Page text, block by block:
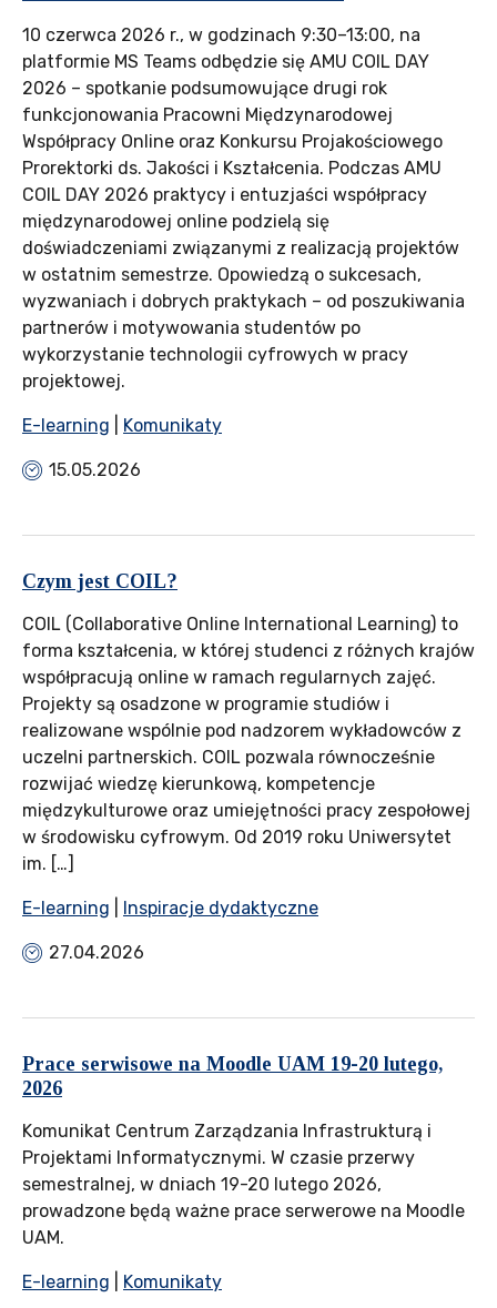
10 czerwca 2026 r., w godzinach 9:30–13:00, na
platformie MS Teams odbędzie się AMU COIL DAY
2026 – spotkanie podsumowujące drugi rok
funkcjonowania Pracowni Międzynarodowej
Współpracy Online oraz Konkursu Projakościowego
Prorektorki ds. Jakości i Kształcenia. Podczas AMU
COIL DAY 2026 praktycy i entuzjaści współpracy
międzynarodowej online podzielą się
doświadczeniami związanymi z realizacją projektów
w ostatnim semestrze. Opowiedzą o sukcesach,
wyzwaniach i dobrych praktykach – od poszukiwania
partnerów i motywowania studentów po
wykorzystanie technologii cyfrowych w pracy
projektowej.
E-learning Komunikaty
15.05.2026
Czym jest COIL?
COIL (Collaborative Online International Learning) to
forma kształcenia, w której studenci z różnych krajów
współpracują online w ramach regularnych zajęć.
Projekty są osadzone w programie studiów i
realizowane wspólnie pod nadzorem wykładowców z
uczelni partnerskich. COIL pozwala równocześnie
rozwijać wiedzę kierunkową, kompetencje
międzykulturowe oraz umiejętności pracy zespołowej
w środowisku cyfrowym. Od 2019 roku Uniwersytet
im. […]
E-learning Inspiracje dydaktyczne
27.04.2026
Prace serwisowe na Moodle UAM 19-20 lutego,
2026
Komunikat Centrum Zarządzania Infrastrukturą i
Projektami Informatycznymi. W czasie przerwy
semestralnej, w dniach 19-20 lutego 2026,
prowadzone będą ważne prace serwerowe na Moodle
UAM.
E-learning Komunikaty